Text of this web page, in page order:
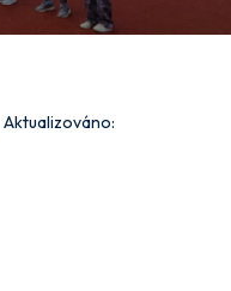
Aktualizováno: